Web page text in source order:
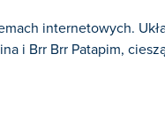
internetowych.
i Brr Brr Patapim,
wyzwań brainrot